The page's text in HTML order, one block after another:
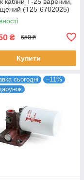
(Т25-6702025)
₴ 650 ₴
Купити
сьогодні
–11%